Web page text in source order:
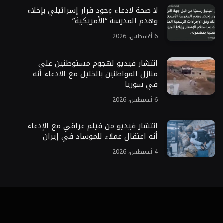
لا صحة لادعاء وجود قرار إسرائيلي بإخلاء
وهدم المدرسة “الأمريكية”
6 أغسطس، 2026
انتشار فيديو لهجوم مستوطنين على
منازل المواطنين بالخليل مع الادعاء أنه
في سوريا
6 أغسطس، 2026
انتشار فيديو من فيلم عراقي مع الإدعاء
أنه اعتقال عملاء للموساد في إيران
4 أغسطس، 2026